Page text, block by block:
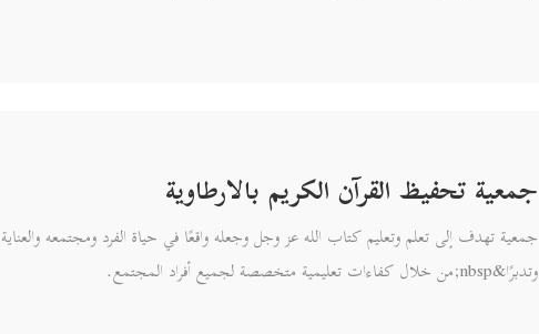
جمعية تحفيظ القرآن الكريم بالارطاوية
جمعية تهدف إلى تعلم وتعليم كتاب الله عز وجل وجعله واقعًا في حياة الفرد ومجتمعه والعناية
وتدبرًا&nbsp;من خلال كفاءات تعليمية متخصصة لجميع أفراد المجتمع.